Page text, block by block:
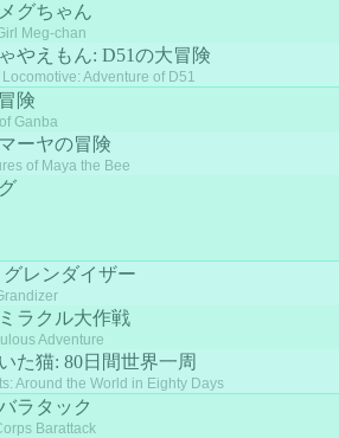
グちゃん
Meg-chan
やえもん: D51の大冒険
Adventure of D51
険
Ganba
ーヤの冒険
of Maya the Bee
レンダイザー
ラクル大作戦
Adventure
た猫: 80日間世界一周
Around the World in Eighty Days
ラタック
Barattack